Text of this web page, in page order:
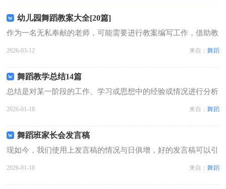
幼儿园舞蹈教案大全[20篇]
作为一名无私奉献的老师，可能需要进行教案编写工作，借助教
2026-03-12 来自： 舞蹈
舞蹈教学总结14篇
总结是对某一阶段的工作、学习或思想中的经验或情况进行分析
2026-01-18 来自： 舞蹈
舞蹈班家长会发言稿
现如今，我们使用上发言稿的情况与日俱增，好的发言稿可以引
2026-01-18 来自： 舞蹈